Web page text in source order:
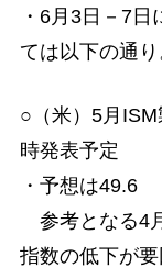
・6月3日－7
ては以下の通り
○（米）5月
時発表予定
・予想は49.6
参考となる4
指数の低下が